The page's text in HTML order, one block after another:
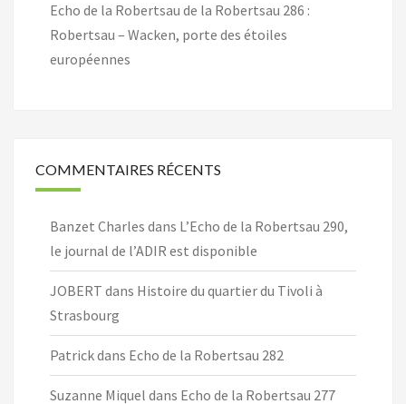
Echo de la Robertsau de la Robertsau 286 :
Robertsau – Wacken, porte des étoiles
européennes
COMMENTAIRES RÉCENTS
Banzet Charles dans L’Echo de la Robertsau 290,
le journal de l’ADIR est disponible
JOBERT dans Histoire du quartier du Tivoli à
Strasbourg
Patrickdans Echo de la Robertsau 282
Suzanne Miquel dans Echo de la Robertsau 277